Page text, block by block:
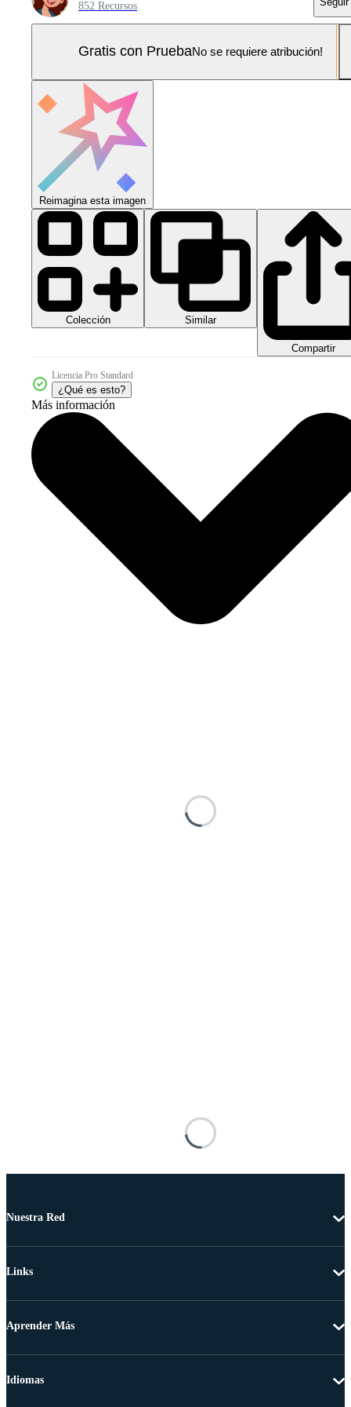
852 Recursos
Gratis con PruebaNo se requiere atribución!
Reimagina esta imagen
Colección Similar
Compartir
Licencia Pro Standard
¿Qué es esto?
Más información
Nuestra Red
Links
Aprender Más
Idiomas